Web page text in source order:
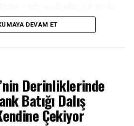
DEVAM ET
Derinliklerinde
Batığı Dalış
Çekiyor